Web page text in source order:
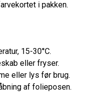
i pakken.
15-30°C.
eller fryser.
eller lys før brug.
af folieposen.